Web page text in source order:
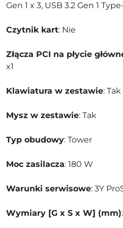
Gen 1 x 3, USB 3.2 Gen 1
Czytnik kart: Nie
Złącza PCI na płycie
x1
Klawiatura w zestawie: Tak
Mysz w zestawie: Tak
Typ obudowy: Tower
Moc zasilacza: 180 W
Warunki serwisowe: 3Y
Wymiary [G x S x W] (mm)